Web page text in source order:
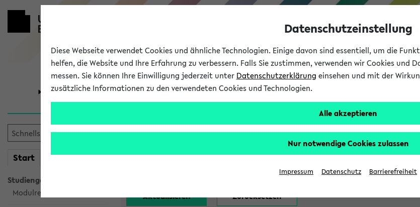
Universität Forschung Studium
Start meineKVV
Studiengangsauswahl
Modulrecherche
Alle noch stattfindenden Prüfungen
Datenschutzeinstellung
Diese Webseite verwendet Cookies und ähnliche Technologien. Einige davon sind essentiell, um die
helfen, die Website und Ihre Erfahrung zu verbessern. Falls Sie zustimmen, verwenden wir Cookies
messen. Sie können Ihre Einwilligung jederzeit unter Datenschutzerklärung einsehen und mit der
zusätzliche Informationen zu den verwendeten Cookies und Technologien.
Alle akzeptieren
Nur notwendige Cookies zulassen
Impressum Datenschutz Barrierefreiheit